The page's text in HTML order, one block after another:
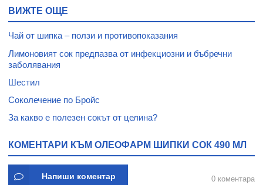
ВИЖТЕ ОЩЕ
Чай от шипка – ползи и противопоказания
Лимоновият сок предпазва от инфекциозни и бъбречни
заболявания
Шестил
Соколечение по Бройс
За какво е полезен сокът от целина?
КОМЕНТАРИ КЪМ ОЛЕОФАРМ ШИПКИ СОК 490 МЛ
Напиши коментар 0 коментара